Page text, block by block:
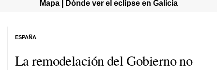
Mapa | Dónde ver el eclipse en Galicia
La remodelación del Gobierno no
ESPAÑA